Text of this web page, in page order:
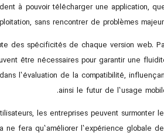
à pouvoir télécharger une application,
sans rencontrer de problèmes
des spécificités de chaque version web.
être nécessaires pour garantir une
l’évaluation de la compatibilité,
ainsi le futur de l’usage
les entreprises peuvent surmonter
fera qu’améliorer l’expérience globale